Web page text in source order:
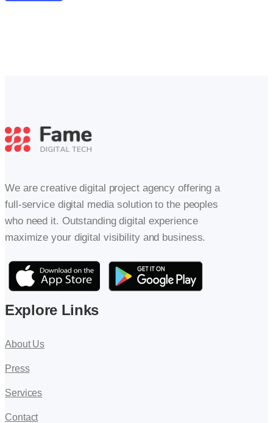
We are creative digital project agency offering a
full-service digital media solution to the peoples
who need it. Outstanding digital experience
maximize your digital visibility and business.
Explore Links
About Us
Press
Services
Contact